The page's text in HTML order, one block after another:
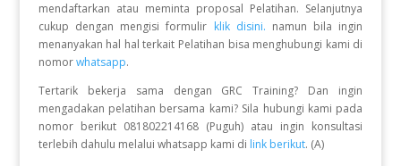
mendaftarkan atau meminta proposal Pelatihan. Selanjutnya
cukup dengan mengisi formulir klik disini. namun bila ingin
menanyakan hal hal terkait Pelatihan bisa menghubungi kami di
nomor whatsapp.
Tertarik bekerja sama dengan GRC Training? Dan ingin
mengadakan pelatihan bersama kami? Sila hubungi kami pada
nomor berikut 081802214168 (Puguh) atau ingin konsultasi
terlebih dahulu melalui whatsapp kami di link berikut. (A)